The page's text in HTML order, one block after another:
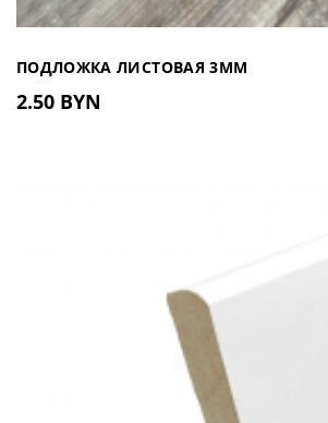
ПОДЛОЖКА ЛИСТОВАЯ 3ММ
2.50 BYN